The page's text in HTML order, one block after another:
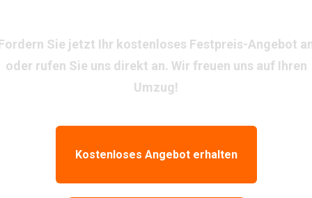
Sie jetzt Ihr kostenloses Festpreis-Angebot
oder rufen Sie uns direkt an. Wir freuen uns auf Ihren
Umzug!
Kostenloses Angebot erhalten